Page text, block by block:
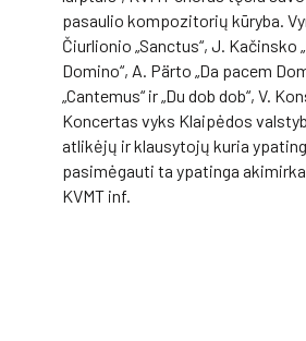
pasaulio kompozitorių kūryba.
Čiurlionio „Sanctus“, J. Kačinsko
Domino“, A. Pärto „Da pacem
„Cantemus“ ir „Du dob dob“, V.
Koncertas vyks Klaipėdos
atlikėjų ir klausytojų kuria
pasimėgauti ta ypatinga
KVMT inf.